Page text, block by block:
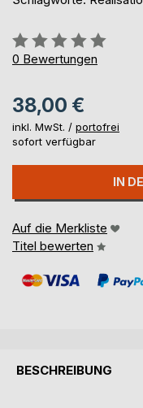
Bewertung::
0%
0 Bewertungen
38,00 €
inkl. MwSt. / portofrei
sofort verfügbar
IN
Auf die Merkliste
Titel bewerten
BESCHREIBUNG